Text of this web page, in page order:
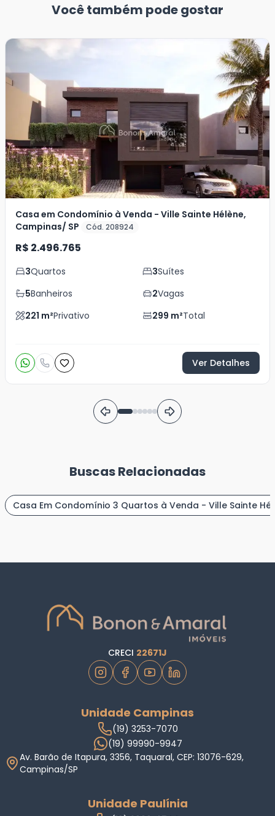
Você também pode gostar
Casa em Condomínio à Venda - Ville Sainte Hélène,
Campinas/ SP
Cód. 208924
R$ 2.496.765
3Quartos 3Suítes
5Banheiros 2Vagas
221 m²Privativo 299 m²Total
Ver Detalhes
Buscas Relacionadas
Casa Em Condomínio 3 Quartos à Venda - Ville Sainte
CRECI 22671J
Unidade Campinas
(19) 3253-7070
(19) 99990-9947
Av. Barão de Itapura, 3356, Taquaral, CEP: 13076-629,
Campinas/SP
Unidade Paulínia